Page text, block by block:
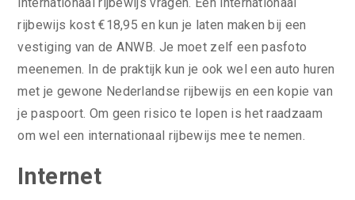
internationaal rijbewijs vragen. Een internationaal
rijbewijs kost €18,95 en kun je laten maken bij een
vestiging van de ANWB. Je moet zelf een pasfoto
meenemen. In de praktijk kun je ook wel een auto huren
met je gewone Nederlandse rijbewijs en een kopie van
je paspoort. Om geen risico te lopen is het raadzaam
om wel een internationaal rijbewijs mee te nemen.
Internet